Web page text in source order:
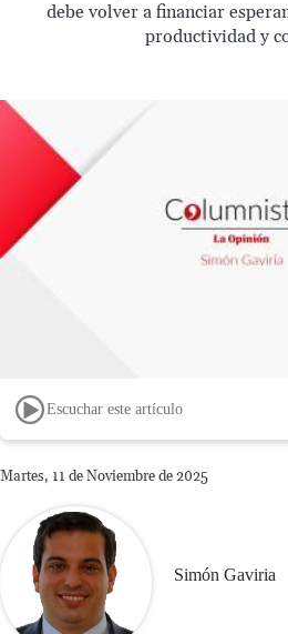
debe volver a financiar
productividad y
Escuchar este artículo
Martes, 11 de Noviembre de 2025
Simón Gaviria